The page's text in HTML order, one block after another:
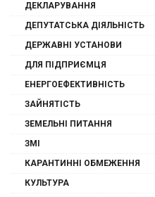
ДЕКЛАРУВАННЯ
ДЕПУТАТСЬКА ДІЯЛЬНІСТЬ
ДЕРЖАВНІ УСТАНОВИ
ДЛЯ ПІДПРИЄМЦЯ
ЕНЕРГОЕФЕКТИВНІСТЬ
ЗАЙНЯТІСТЬ
ЗЕМЕЛЬНІ ПИТАННЯ
ЗМІ
КАРАНТИННІ ОБМЕЖЕННЯ
КУЛЬТУРА